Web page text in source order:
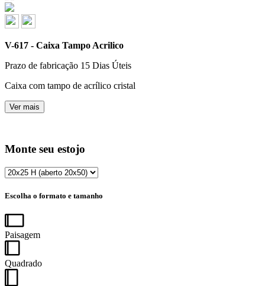
V-617 - Caixa Tampo Acrilico
Prazo de fabricação 15 Dias Úteis
Caixa com tampo de acrílico cristal
Ver mais
Monte seu estojo
Escolha o formato e tamanho
Paisagem
Quadrado